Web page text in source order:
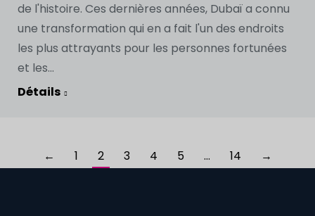
de l'histoire. Ces dernières années, Dubaï a connu
une transformation qui en a fait l'un des endroits
les plus attrayants pour les personnes fortunées
et les...
Détails
← 1 2 3 4 5 … 14 →